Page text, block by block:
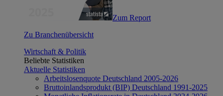
Zum Report
Zu Branchenübersicht
Wirtschaft & Politik
Beliebte Statistiken
Aktuelle Statistiken
Arbeitslosenquote Deutschland 2005-2026
Bruttoinlandsprodukt (BIP) Deutschland 1991-2025